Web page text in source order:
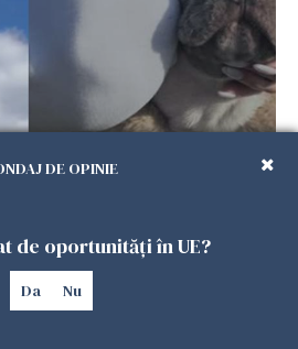
DE OPINIE
de oportunități în UE?
Da Nu